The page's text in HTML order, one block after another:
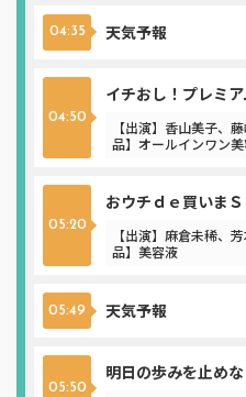
04:35 天気予報
04:50
イチおし！プレミ
【出演】香山美子、
品】オールインワン
05:20
おウチｄｅ買いま
【出演】麻倉未稀、
品】美容液
05:49 天気予報
05:50
明日の歩みを止め